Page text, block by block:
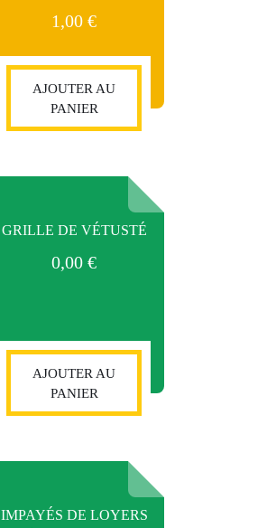
1,00 €
AJOUTER AU
PANIER
GRILLE DE VÉTUSTÉ
0,00 €
AJOUTER AU
PANIER
IMPAYÉS DE LOYERS